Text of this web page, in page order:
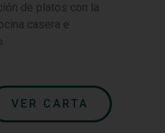
de platos con la
casera e
VER CARTA